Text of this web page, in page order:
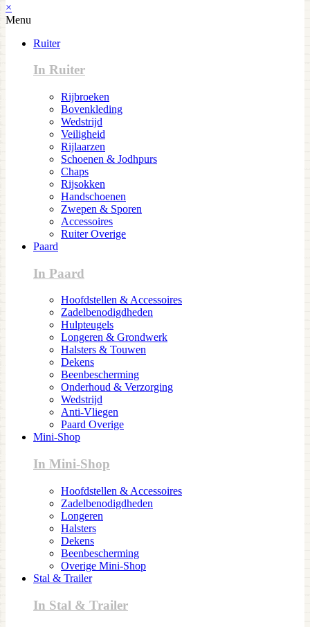
×
Menu
Ruiter
In Ruiter
Rijbroeken
Bovenkleding
Wedstrijd
Veiligheid
Rijlaarzen
Schoenen & Jodhpurs
Chaps
Rijsokken
Handschoenen
Zwepen & Sporen
Accessoires
Ruiter Overige
Paard
In Paard
Hoofdstellen & Accessoires
Zadelbenodigdheden
Hulpteugels
Longeren & Grondwerk
Halsters & Touwen
Dekens
Beenbescherming
Onderhoud & Verzorging
Wedstrijd
Anti-Vliegen
Paard Overige
Mini-Shop
In Mini-Shop
Hoofdstellen & Accessoires
Zadelbenodigdheden
Longeren
Halsters
Dekens
Beenbescherming
Overige Mini-Shop
Stal & Trailer
In Stal & Trailer